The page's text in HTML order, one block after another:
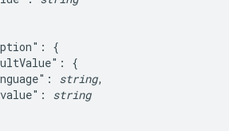
{
{
string,
string